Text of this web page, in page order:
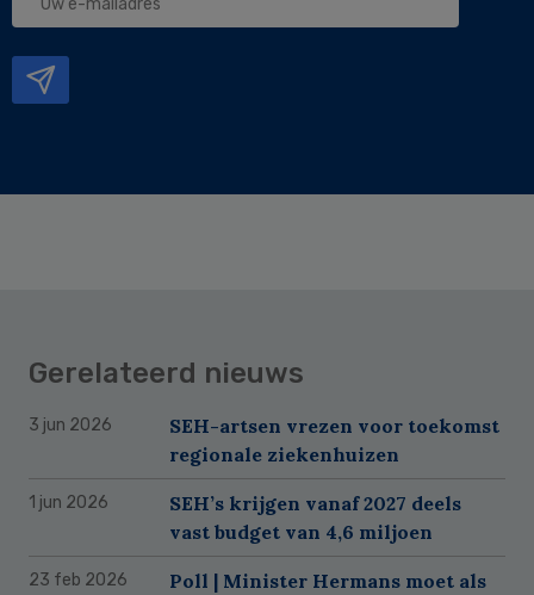
Gerelateerd nieuws
3 jun 2026
SEH-artsen vrezen voor toekomst
regionale ziekenhuizen
1 jun 2026
SEH’s krijgen vanaf 2027 deels
vast budget van 4,6 miljoen
23 feb 2026
Poll | Minister Hermans moet als